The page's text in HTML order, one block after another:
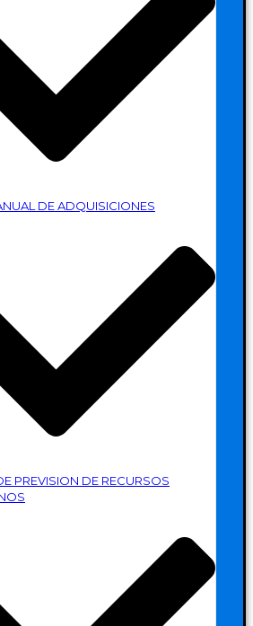
DE ADQUISICIONES
PREVISION DE RECURSOS